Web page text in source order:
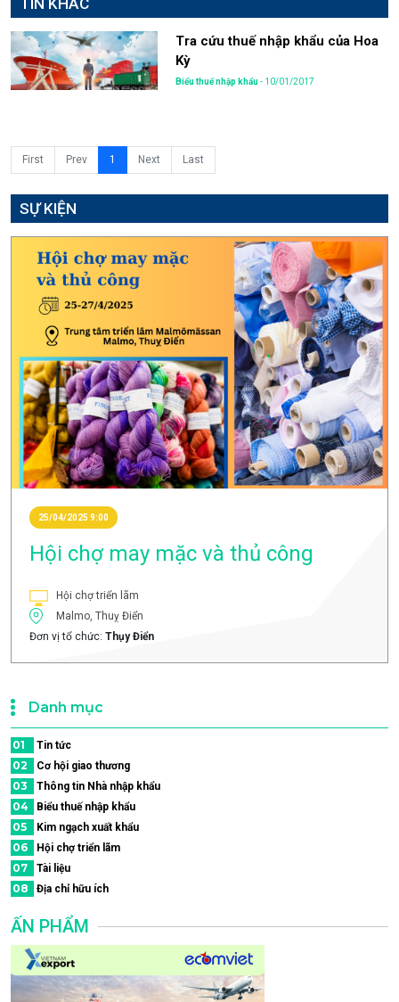
TIN KHÁC
Tra cứu thuế nhập khẩu của Hoa
Kỳ
Biểu thuế nhập khẩu- 10/01/2017
First Prev 1 Next Last
SỰ KIỆN
25/04/2025 9:00
Hội chợ may mặc và thủ công
Hội chợ triển lãm
Malmo, Thuỵ Điển
Đơn vị tổ chức: Thụy Điển
Danh mục
01 Tin tức
02 Cơ hội giao thương
03 Thông tin Nhà nhập khẩu
04 Biểu thuế nhập khẩu
05 Kim ngạch xuất khẩu
06 Hội chợ triển lãm
07 Tài liệu
08 Địa chỉ hữu ích
ẤN PHẨM